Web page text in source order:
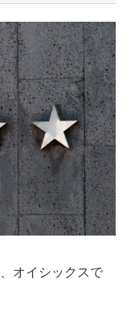
オイシックスで